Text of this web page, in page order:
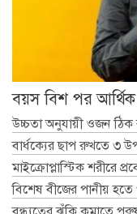
বয়স বিশ পর
উচ্চতা অনুযায়ী ওজন ঠিক
বার্ধক্যের ছাপ রুখতে ৩
মাইক্রোপ্লাস্টিক শরীরে
বিশেষ বীজের পানীয়